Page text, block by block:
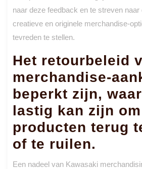
naar deze feedback en te streven
creatieve en originele merchandise-
tevreden te stellen.
Het retourbeleid
merchandise-
beperkt zijn,
lastig kan zijn om
producten terug
of te ruilen.
Een nadeel van Kawasaki